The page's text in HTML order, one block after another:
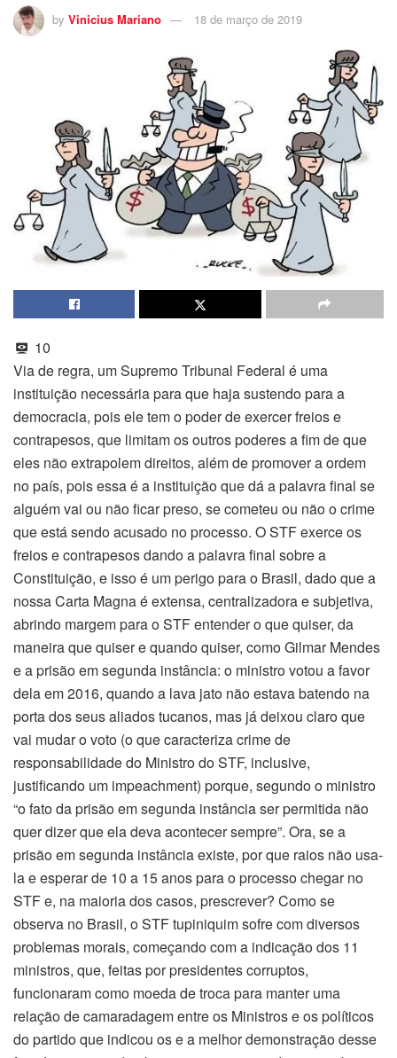
by Vinicius Mariano 18 de março de 2019
10
Via de regra, um Supremo Tribunal Federal é uma
instituição necessária para que haja sustendo para a
democracia, pois ele tem o poder de exercer freios e
contrapesos, que limitam os outros poderes a fim de que
eles não extrapolem direitos, além de promover a ordem
no país, pois essa é a instituição que dá a palavra final se
alguém vai ou não ficar preso, se cometeu ou não o crime
que está sendo acusado no processo. O STF exerce os
freios e contrapesos dando a palavra final sobre a
Constituição, e isso é um perigo para o Brasil, dado que a
nossa Carta Magna é extensa, centralizadora e subjetiva,
abrindo margem para o STF entender o que quiser, da
maneira que quiser e quando quiser, como Gilmar Mendes
e a prisão em segunda instância: o ministro votou a favor
dela em 2016, quando a lava jato não estava batendo na
porta dos seus aliados tucanos, mas já deixou claro que
vai mudar o voto (o que caracteriza crime de
responsabilidade do Ministro do STF, inclusive,
justificando um impeachment) porque, segundo o ministro
“o fato da prisão em segunda instância ser permitida não
quer dizer que ela deva acontecer sempre”. Ora, se a
prisão em segunda instância existe, por que raios não usa-
la e esperar de 10 a 15 anos para o processo chegar no
STF e, na maioria dos casos, prescrever? Como se
observa no Brasil, o STF tupiniquim sofre com diversos
problemas morais, começando com a indicação dos 11
ministros, que, feitas por presidentes corruptos,
funcionaram como moeda de troca para manter uma
relação de camaradagem entre os Ministros e os políticos
do partido que indicou os e a melhor demonstração desse